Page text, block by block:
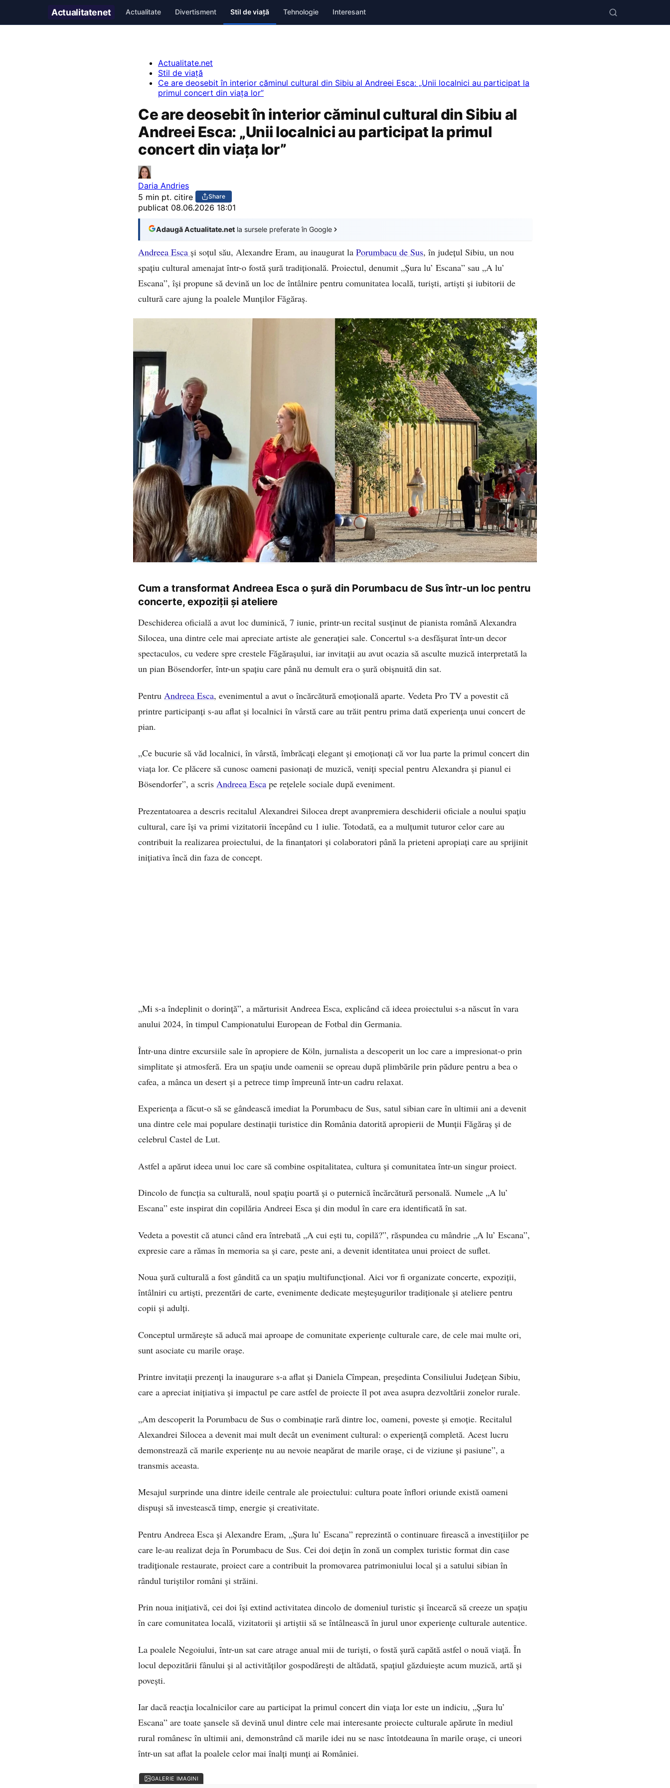
Actualitatenet Actualitate Divertisment Stil de viață Tehnologie Interesant
Actualitate.net
Stil de viață
Ce are deosebit în interior căminul cultural din Sibiu al Andreei Esca: „Unii localnici au participat la
primul concert din viața lor”
Ce are deosebit în interior căminul cultural din Sibiu al
Andreei Esca: „Unii localnici au participat la primul
concert din viața lor”
Daria Andries
5 min pt. citire
Share
publicat 08.06.2026 18:01
Adaugă Actualitate.net la sursele preferate în Google
Andreea Esca și soțul său, Alexandre Eram, au inaugurat la Porumbacu de Sus, în județul Sibiu, un nou
spațiu cultural amenajat într-o fostă șură tradițională. Proiectul, denumit „Șura lu’ Escana” sau „A lu’
Escana”, își propune să devină un loc de întâlnire pentru comunitatea locală, turiști, artiști și iubitorii de
cultură care ajung la poalele Munților Făgăraș.
Cum a transformat Andreea Esca o șură din Porumbacu de Sus într-un loc pentru
concerte, expoziții și ateliere
Deschiderea oficială a avut loc duminică, 7 iunie, printr-un recital susținut de pianista română Alexandra
Silocea, una dintre cele mai apreciate artiste ale generației sale. Concertul s-a desfășurat într-un decor
spectaculos, cu vedere spre crestele Făgărașului, iar invitații au avut ocazia să asculte muzică interpretată la
un pian Bösendorfer, într-un spațiu care până nu demult era o șură obișnuită din sat.
Pentru Andreea Esca, evenimentul a avut o încărcătură emoțională aparte. Vedeta Pro TV a povestit că
printre participanți s-au aflat și localnici în vârstă care au trăit pentru prima dată experiența unui concert de
pian.
„Ce bucurie să văd localnici, în vârstă, îmbrăcați elegant și emoționați că vor lua parte la primul concert din
viața lor. Ce plăcere să cunosc oameni pasionați de muzică, veniți special pentru Alexandra și pianul ei
Bösendorfer”, a scris Andreea Esca pe rețelele sociale după eveniment.
Prezentatoarea a descris recitalul Alexandrei Silocea drept avanpremiera deschiderii oficiale a noului spațiu
cultural, care își va primi vizitatorii începând cu 1 iulie. Totodată, ea a mulțumit tuturor celor care au
contribuit la realizarea proiectului, de la finanțatori și colaboratori până la prieteni apropiați care au sprijinit
inițiativa încă din faza de concept.
„Mi s-a îndeplinit o dorință”, a mărturisit Andreea Esca, explicând că ideea proiectului s-a născut în vara
anului 2024, în timpul Campionatului European de Fotbal din Germania.
Într-una dintre excursiile sale în apropiere de Köln, jurnalista a descoperit un loc care a impresionat-o prin
simplitate și atmosferă. Era un spațiu unde oamenii se opreau după plimbările prin pădure pentru a bea o
cafea, a mânca un desert și a petrece timp împreună într-un cadru relaxat.
Experiența a făcut-o să se gândească imediat la Porumbacu de Sus, satul sibian care în ultimii ani a devenit
una dintre cele mai populare destinații turistice din România datorită apropierii de Munții Făgăraș și de
celebrul Castel de Lut.
Astfel a apărut ideea unui loc care să combine ospitalitatea, cultura și comunitatea într-un singur proiect.
Dincolo de funcția sa culturală, noul spațiu poartă și o puternică încărcătură personală. Numele „A lu’
Escana” este inspirat din copilăria Andreei Esca și din modul în care era identificată în sat.
Vedeta a povestit că atunci când era întrebată „A cui ești tu, copilă?”, răspundea cu mândrie „A lu’ Escana”,
expresie care a rămas în memoria sa și care, peste ani, a devenit identitatea unui proiect de suflet.
Noua șură culturală a fost gândită ca un spațiu multifuncțional. Aici vor fi organizate concerte, expoziții,
întâlniri cu artiști, prezentări de carte, evenimente dedicate meșteșugurilor tradiționale și ateliere pentru
copii și adulți.
Conceptul urmărește să aducă mai aproape de comunitate experiențe culturale care, de cele mai multe ori,
sunt asociate cu marile orașe.
Printre invitații prezenți la inaugurare s-a aflat și Daniela Cîmpean, președinta Consiliului Județean Sibiu,
care a apreciat inițiativa și impactul pe care astfel de proiecte îl pot avea asupra dezvoltării zonelor rurale.
„Am descoperit la Porumbacu de Sus o combinație rară dintre loc, oameni, poveste și emoție. Recitalul
Alexandrei Silocea a devenit mai mult decât un eveniment cultural: o experiență completă. Acest lucru
demonstrează că marile experiențe nu au nevoie neapărat de marile orașe, ci de viziune și pasiune”, a
transmis aceasta.
Mesajul surprinde una dintre ideile centrale ale proiectului: cultura poate înflori oriunde există oameni
dispuși să investească timp, energie și creativitate.
Pentru Andreea Esca și Alexandre Eram, „Șura lu’ Escana” reprezintă o continuare firească a investițiilor pe
care le-au realizat deja în Porumbacu de Sus. Cei doi dețin în zonă un complex turistic format din case
tradiționale restaurate, proiect care a contribuit la promovarea patrimoniului local și a satului sibian în
rândul turiștilor români și străini.
Prin noua inițiativă, cei doi își extind activitatea dincolo de domeniul turistic și încearcă să creeze un spațiu
în care comunitatea locală, vizitatorii și artiștii să se întâlnească în jurul unor experiențe culturale autentice.
La poalele Negoiului, într-un sat care atrage anual mii de turiști, o fostă șură capătă astfel o nouă viață. În
locul depozitării fânului și al activităților gospodărești de altădată, spațiul găzduiește acum muzică, artă și
povești.
Iar dacă reacția localnicilor care au participat la primul concert din viața lor este un indiciu, „Șura lu’
Escana” are toate șansele să devină unul dintre cele mai interesante proiecte culturale apărute în mediul
rural românesc în ultimii ani, demonstrând că marile idei nu se nasc întotdeauna în marile orașe, ci uneori
într-un sat aflat la poalele celor mai înalți munți ai României.
GALERIE IMAGINI